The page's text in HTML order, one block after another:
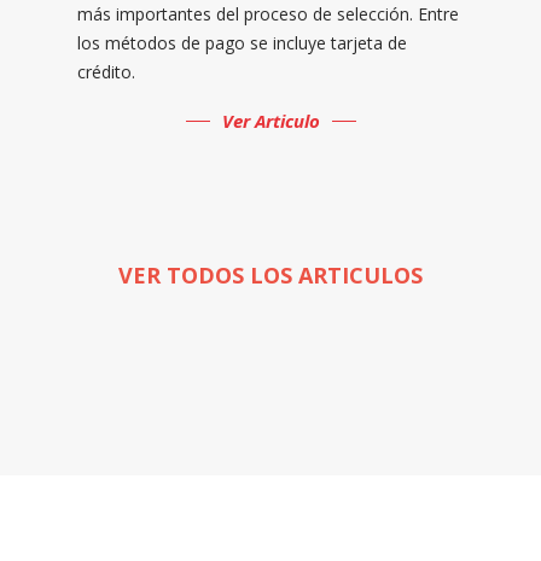
más importantes del proceso de selección. Entre
los métodos de pago se incluye tarjeta de
crédito.
Ver Articulo
VER TODOS LOS ARTICULOS